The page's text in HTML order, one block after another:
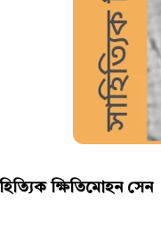
ক্ষিতিমোহন সেন